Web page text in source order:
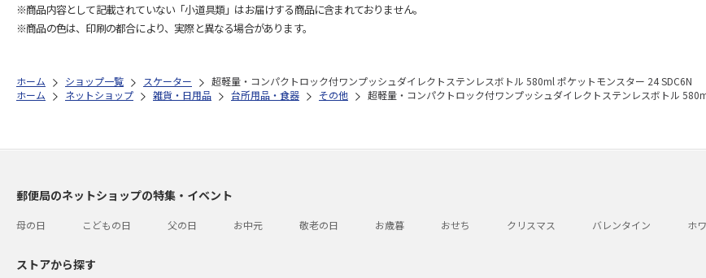
※商品内容として記載されていない「小道具類」はお届けする商品に含まれておりません。
※商品の色は、印刷の都合により、実際と異なる場合があります。
ホーム ショップ一覧 スケーター
超軽量・コンパクトロック付ワンプッシュダイレクトステンレスボトル 580ml ポケットモンスター 24 SDC6N
ホーム
ネットショップ 雑貨・日用品 台所用品・食器 その他 超軽量・コンパクトロック付ワンプッシュダイレクトステンレスボトル
郵便局のネットショップの特集・イベント
母の日 こどもの日 父の日 お中元 敬老の日 お歳暮 おせち クリスマス バレンタイン ホ
ストアから探す